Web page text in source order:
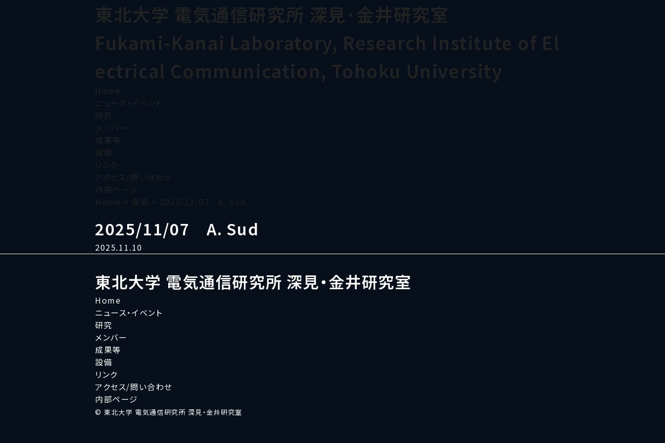
東北大学 電気通信研究所 深見･金井研究室
Fukami-Kanai Laboratory, Research Institute of El
ectrical Communication, Tohoku University
Home
ニュース・イベント
研究
メンバー
成果等
設備
リンク
アクセス/問い合わせ
内部ページ
Home > 受賞 > 2025/11/07 A. Sud
2025/11/07 A. Sud
2025.11.10
東北大学 電気通信研究所 深見・金井研究室
Home
ニュース・イベント
研究
メンバー
成果等
設備
リンク
アクセス/問い合わせ
内部ページ
© 東北大学 電気通信研究所 深見・金井研究室